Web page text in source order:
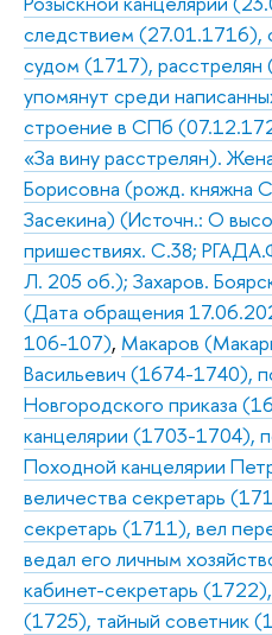
следствием (27.01.1716),
судом (1717),
упомянут среди
строение в СПб
«За вину расстрелян).
Борисовна (рожд. княжна
Засекина) (Источн.: О
пришествиях. С.38;
Л. 205 об.); Захаров.
(Дата обращения
106-107), Макаров
Васильевич (1674-1740),
Новгородского приказа
канцелярии (1703-1704),
Походной канцелярии
величества секретарь
секретарь (1711), вел
ведал его личным
кабинет-секретарь
(1725), тайный советник